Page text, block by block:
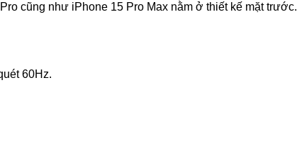
cũng như iPhone 15 Pro Max nằm ở thiết kế mặt trước.
60Hz.